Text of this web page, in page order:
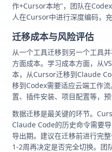
作+Cursor本地"，团队在
人在Cursor中进行深度编码，
迁移成本与风险评估
从一个工具迁移到另一个工具
方面成本。学习成本方面，从
本，从Cursor迁移到Claude
移到Codex需要适应云端工作
置、插件安装、项目配置等，预
数据迁移是最关键的环节。
Claude Code的历史命令需要
导出期。建议在迁移前进行完
1-2周再决定是否完全切换。团